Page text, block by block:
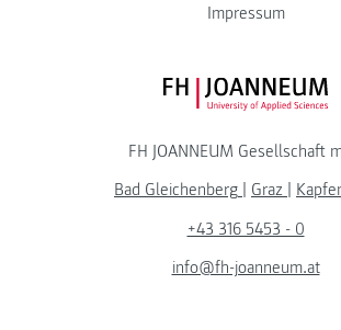
Impressum
FH JOANNEUM Gesellschaft
Bad Gleichenberg
Graz
+43 316 5453 - 0
info@fh-joanneum.at